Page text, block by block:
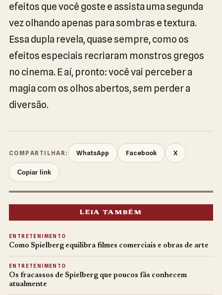
efeitos que você goste e assista uma segunda
vez olhando apenas para sombras e textura.
Essa dupla revela, quase sempre, como os
efeitos especiais recriaram monstros gregos
no cinema. E aí, pronto: você vai perceber a
magia com os olhos abertos, sem perder a
diversão.
COMPARTILHAR: WhatsApp Facebook X
Copiar link
LEIA TAMBÉM
ENTRETENIMENTO
Como Spielberg equilibra filmes comerciais e obras de arte
ENTRETENIMENTO
Os fracassos de Spielberg que poucos fãs conhecem
atualmente